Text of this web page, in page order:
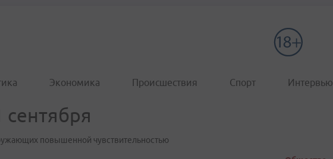
Экономика Происшествия Спорт Интервью
сентября
повышенной чувствительностью